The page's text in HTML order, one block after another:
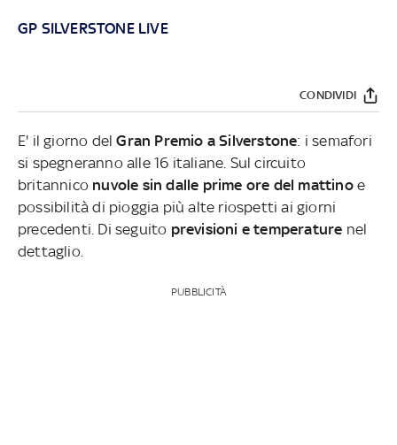
GP SILVERSTONE LIVE
CONDIVIDI
E' il giorno delGran Premio a Silverstone: i semafori
si spegneranno alle 16 italiane. Sul circuito
britannico nuvole sin dalle prime ore del mattinoe
possibilità di pioggia più alte riospetti ai giorni
precedenti. Di seguito previsioni e temperature nel
dettaglio.
PUBBLICITÀ